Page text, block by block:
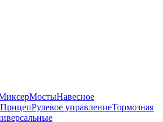
МостыНавесное
ПрицепРулевое управлениеТормозная